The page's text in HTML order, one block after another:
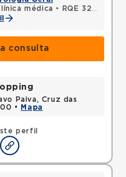
médica •
RQE 3294 - Nefrologia
consulta
perfil
Paiva, Cruz das
•
Mapa